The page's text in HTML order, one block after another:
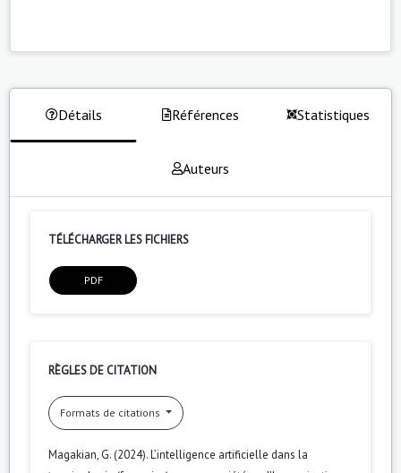
Détails Références Statistiques
Auteurs
TÉLÉCHARGER LES FICHIERS
PDF
RÈGLES DE CITATION
Formats de citations
Magakian, G. (2024). L’intelligence artificielle dans la